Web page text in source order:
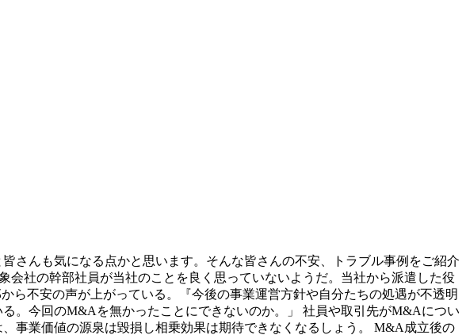
さんも気になる点かと思います。そんな皆さんの不安、トラブル事例をご紹介
社の幹部社員が当社のことを良く思っていないようだ。当社から派遣した役
不安の声が上がっている。『今後の事業運営方針や自分たちの処遇が不透明
。今回のM&Aを無かったことにできないのか。」 社員や取引先がM&Aについ
事業価値の源泉は毀損し相乗効果は期待できなくなるしょう。 M&A成立後の